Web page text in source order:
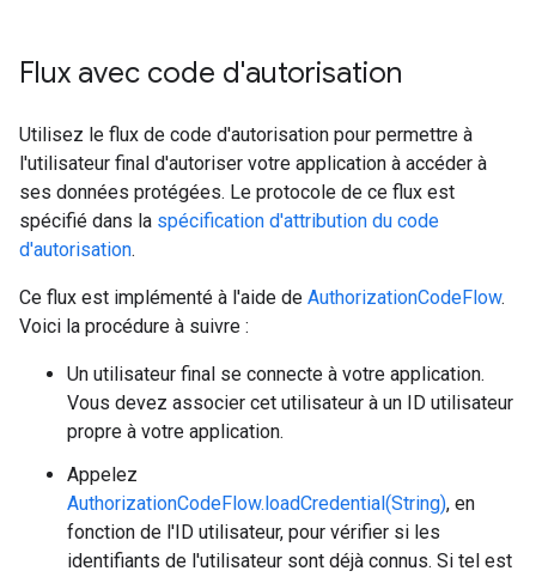
Flux avec code d'autorisation
Utilisez le flux de code d'autorisation pour permettre à
l'utilisateur final d'autoriser votre application à accéder à
ses données protégées. Le protocole de ce flux est
spécifié dans la spécification d'attribution du code
d'autorisation.
Ce flux est implémenté à l'aide de AuthorizationCodeFlow.
Voici la procédure à suivre :
Un utilisateur final se connecte à votre application.
Vous devez associer cet utilisateur à un ID utilisateur
propre à votre application.
Appelez
AuthorizationCodeFlow.loadCredential(String), en
fonction de l'ID utilisateur, pour vérifier si les
identifiants de l'utilisateur sont déjà connus. Si tel est